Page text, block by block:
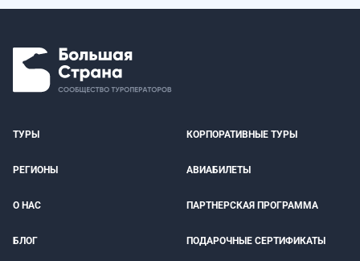
ТУРЫ КОРПОРАТИВНЫЕ ТУРЫ
РЕГИОНЫ АВИАБИЛЕТЫ
О НАС ПАРТНЕРСКАЯ ПРОГРАММА
БЛОГ ПОДАРОЧНЫЕ СЕРТИФИКАТЫ